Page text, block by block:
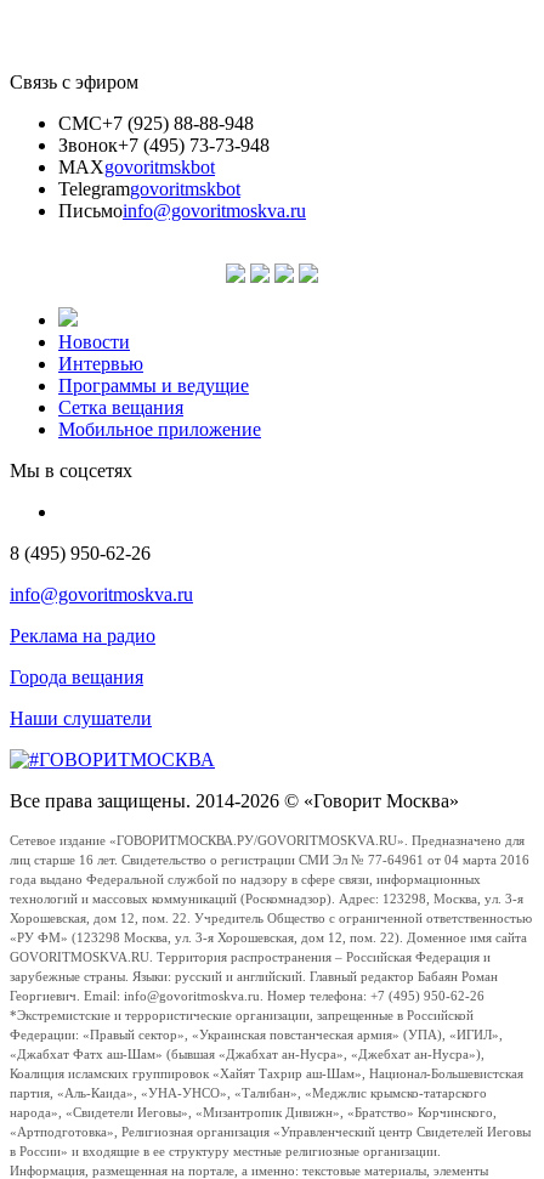
Связь с эфиром
СМС+7 (925) 88-88-948
Звонок+7 (495) 73-73-948
MAXgovoritmskbot
Telegramgovoritmskbot
Письмоinfo@govoritmoskva.ru
Новости
Интервью
Программы и ведущие
Сетка вещания
Мобильное приложение
Мы в соцсетях
8 (495) 950-62-26
info@govoritmoskva.ru
Реклама на радио
Города вещания
Наши слушатели
Все права защищены. 2014-2026 © «Говорит Москва»
Сетевое издание «ГОВОРИТМОСКВА.РУ/GOVORITMOSKVA.RU». Предназначено для
лиц старше 16 лет. Свидетельство о регистрации СМИ Эл № 77-64961 от 04 марта 2016
года выдано Федеральной службой по надзору в сфере связи, информационных
технологий и массовых коммуникаций (Роскомнадзор). Адрес: 123298, Москва, ул. 3-я
Хорошевская, дом 12, пом. 22. Учредитель Общество с ограниченной ответственностью
«РУ ФМ» (123298 Москва, ул. 3-я Хорошевская, дом 12, пом. 22). Доменное имя сайта
GOVORITMOSKVA.RU. Территория распространения – Российская Федерация и
зарубежные страны. Языки: русский и английский. Главный редактор Бабаян Роман
Георгиевич. Email: info@govoritmoskva.ru. Номер телефона: +7 (495) 950-62-26
*Экстремистские и террористические организации, запрещенные в Российской
Федерации: «Правый сектор», «Украинская повстанческая армия» (УПА), «ИГИЛ»,
«Джабхат Фатх аш-Шам» (бывшая «Джабхат ан-Нусра», «Джебхат ан-Нусра»),
Коалиция исламских группировок «Хайят Тахрир аш-Шам», Национал-Большевистская
партия, «Аль-Каида», «УНА-УНСО», «Талибан», «Меджлис крымско-татарского
народа», «Свидетели Иеговы», «Мизантропик Дивижн», «Братство» Корчинского,
«Артподготовка», Религиозная организация «Управленческий центр Свидетелей Иеговы
в России» и входящие в ее структуру местные религиозные организации.
Информация, размещенная на портале, а именно: текстовые материалы, элементы